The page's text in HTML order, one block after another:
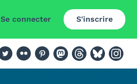
Se connecter S'inscrire